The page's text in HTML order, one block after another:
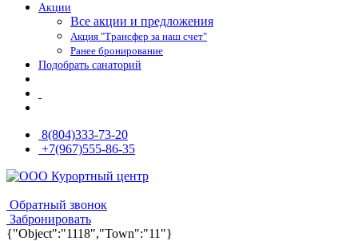
Акции
Все акции и предложения
Акция "Трансфер за наш счет"
Ранее бронирование
Подобрать санаторий
8(804)333-73-20
+7(967)555-86-35
Обратный звонок
Забронировать
{"Object":"1118","Town":"11"}